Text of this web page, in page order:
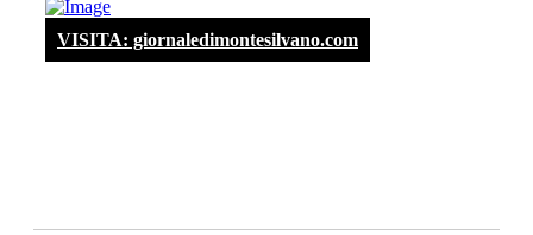
VISITA: giornaledimontesilvano.com